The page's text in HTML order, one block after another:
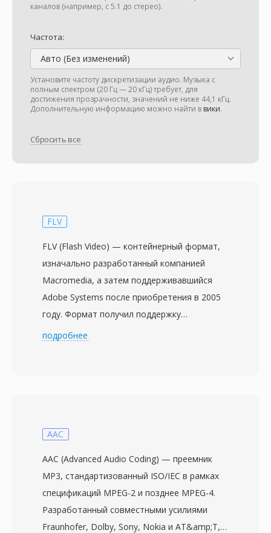
каналов (например, с 5.1 до стерео).
Частота:
Авто (Без изменений)
Установите частоту дискретизации аудио. Музыка с
полным спектром (20 Гц — 20 кГц) требует, для
достижения прозрачности, значений не ниже 44,1 кГц.
Дополнительную информацию можно найти в вики.
Сбросить все
FLV
FLV (Flash Video) — контейнерный формат,
изначально разработанный компанией
Macromedia, а затем поддерживавшийся
Adobe Systems после приобретения в 2005
году. Формат получил поддержку
автономного воспроизведения с Flash
закодированное кодеком Sorenson Spark
упакованные в лёгкий проприетарный
контейнер, оптимизированный для
потоковой доставки. Главная сила FLV
состояла в возможности обеспечить
подробнее
AAC
AAC (Advanced Audio Coding) — преемник
MP3, стандартизованный ISO/IEC в рамках
спецификаций MPEG-2 и позднее MPEG-4.
Разработанный совместными усилиями
Fraunhofer, Dolby, Sony, Nokia и AT&amp;T,